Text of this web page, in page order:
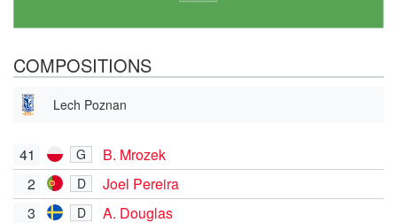
COMPOSITIONS
Lech Poznan
41 G
B. Mrozek
2
D
Joel Pereira
3
D
A. Douglas